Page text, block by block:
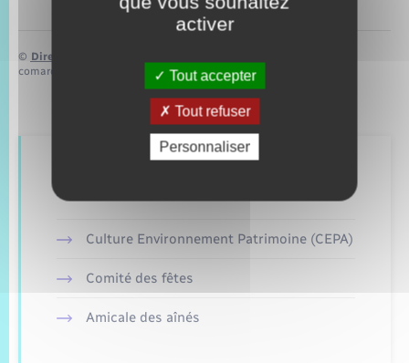
© Direction de l’information légale et administrative
comarquage developpé parbaseo.io
Culture Environnement Patrimoine (CEPA)
Comité des fêtes
Amicale des aînés
activer
Tout accepter
Tout refuser
Personnaliser